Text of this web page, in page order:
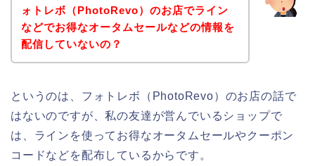
ォトレボ（PhotoRevo）のお店でライン
などでお得なオータムセールなどの情報を
配信していないの？
というのは、フォトレボ（PhotoRevo）のお店の話で
はないのですが、私の友達が営んでいるショップで
は、ラインを使ってお得なオータムセールやクーポン
コードなどを配布しているからです。